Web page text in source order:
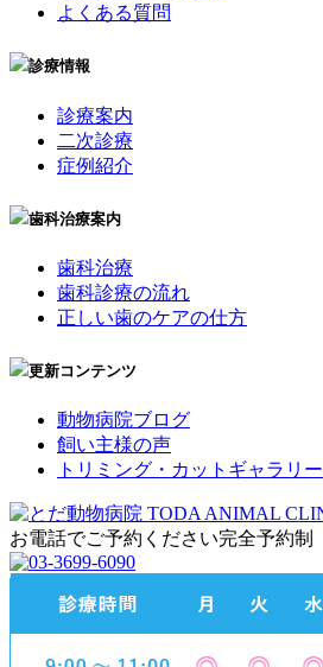
よくある質問
診療情報
診療案内
二次診療
症例紹介
歯科治療案内
歯科治療
歯科診療の流れ
正しい歯のケアの仕方
更新コンテンツ
動物病院ブログ
飼い主様の声
トリミング・カットギャラリー
お電話でご予約ください完全予約制